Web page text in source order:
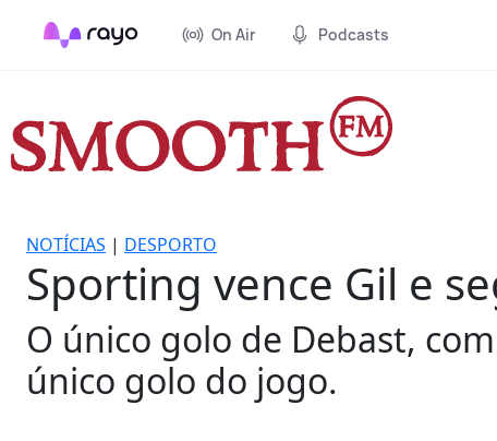
On Air Podcasts
NOTÍCIAS | DESPORTO
Sporting vence Gil e
O único golo de Debast,
único golo do jogo.